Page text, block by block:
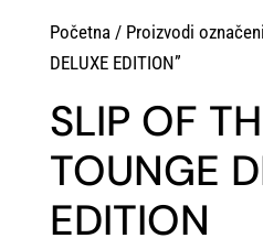
Početna/ Proizvodi označeni
DELUXE EDITION”
SLIP OF
TOUNGE
EDITION